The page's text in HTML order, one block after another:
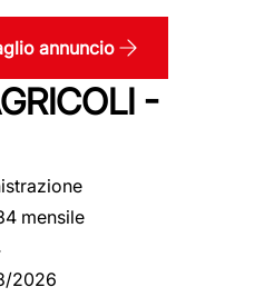
annuncio
-
mensile
2026